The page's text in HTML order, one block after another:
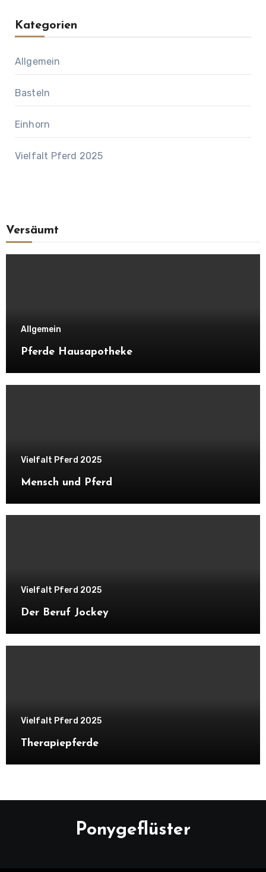
Kategorien
Allgemein
Basteln
Einhorn
Vielfalt Pferd 2025
Versäumt
Allgemein
Pferde Hausapotheke
Vielfalt Pferd 2025
Mensch und Pferd
Vielfalt Pferd 2025
Der Beruf Jockey
Vielfalt Pferd 2025
Therapiepferde
Ponygeflüster